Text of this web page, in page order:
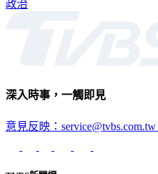
政治
深入時事，一觸即見
意見反映：service@tvbs.com.tw